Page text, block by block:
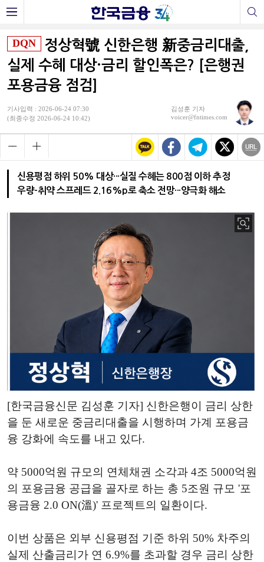
DQN
정상혁號 신한은행 新중금리대출,
실제 수혜 대상·금리 할인폭은? [은행권
포용금융 점검]
기사입력 : 2026-06-24 07:30
(최종수정 2026-06-24 10:42)
김성훈 기자
voicer@fntimes.com
신용평점 하위 50% 대상···실질 수혜는 800점 이하 추정
우량-취약 스프레드 2.16%p로 축소 전망···양극화 해소
[한국금융신문 김성훈 기자] 신한은행이 금리 상한
을 둔 새로운 중금리대출을 시행하며 가계 포용금
융 강화에 속도를 내고 있다.
약 5000억원 규모의 연체채권 소각과 4조 5000억원
의 포용금융 공급을 골자로 하는 총 5조원 규모 '포
용금융 2.0 ON(溫)' 프로젝트의 일환이다.
이번 상품은 외부 신용평점 기준 하위 50% 차주의
실제 산출금리가 연 6.9%를 초과할 경우 금리 상한